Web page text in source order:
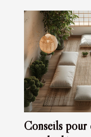
Conseils pour